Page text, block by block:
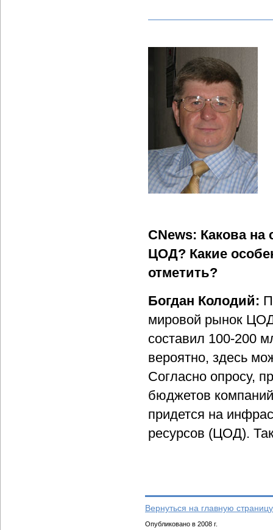
CNews: Какова
ЦОД? Какие
отметить?
Богдан Колодий:
мировой рынок
составил 100-200
вероятно, здесь
Согласно опросу,
бюджетов
придется на
ресурсов (ЦОД).
Вернуться на главную
Опубликовано в 2008 г.